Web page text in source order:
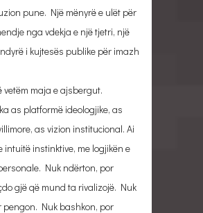
pune. Një mënyrë e ulët për
nga vdekja e një tjetri, një
i kujtesës publike për imazh
vetëm maja e ajsbergut.
as platformë ideologjike, as
as vizion institucional. Ai
intuitë instinktive, me logjikën e
Nuk ndërton, por
gjë që mund ta rivalizojë. Nuk
pengon. Nuk bashkon, por